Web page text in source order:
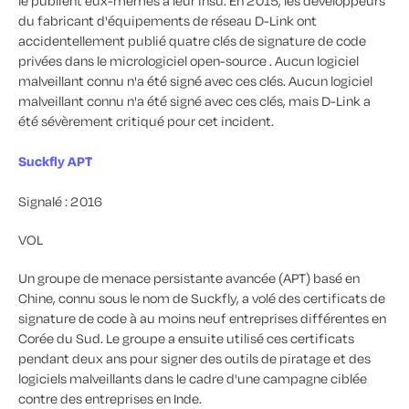
du fabricant d'équipements de réseau D-Link ont
accidentellement publié quatre clés de signature de code
privées dans le micrologiciel open-source . Aucun logiciel
malveillant connu n'a été signé avec ces clés. Aucun logiciel
malveillant connu n'a été signé avec ces clés, mais D-Link a
été sévèrement critiqué pour cet incident.
Suckfly APT
Signalé : 2016
VOL
Un groupe de menace persistante avancée (APT) basé en
Chine, connu sous le nom de Suckfly, a volé des certificats de
signature de code à au moins neuf entreprises différentes en
Corée du Sud. Le groupe a ensuite utilisé ces certificats
pendant deux ans pour signer des outils de piratage et des
logiciels malveillants dans le cadre d'une campagne ciblée
contre des entreprises en Inde.